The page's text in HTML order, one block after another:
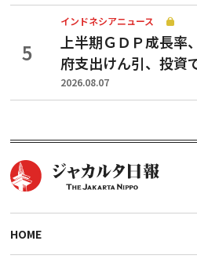
インドネシアニュース
上半期ＧＤＰ成長率
府支出けん引、投資
2026.08.07
HOME